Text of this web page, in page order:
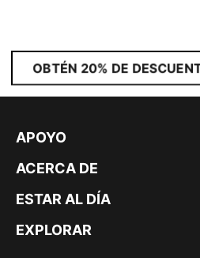
OBTÉN 20% DE
APOYO
ACERCA DE
ESTAR AL DÍA
EXPLORAR